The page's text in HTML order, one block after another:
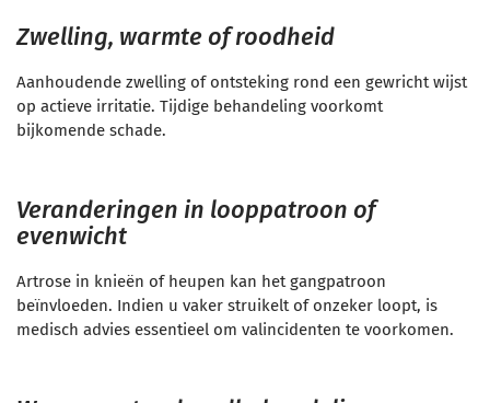
Zwelling, warmte of roodheid
Aanhoudende zwelling of ontsteking rond een gewricht wijst
op actieve irritatie. Tijdige behandeling voorkomt
bijkomende schade.
Veranderingen in looppatroon of
evenwicht
Artrose in knieën of heupen kan het gangpatroon
beïnvloeden. Indien u vaker struikelt of onzeker loopt, is
medisch advies essentieel om valincidenten te voorkomen.